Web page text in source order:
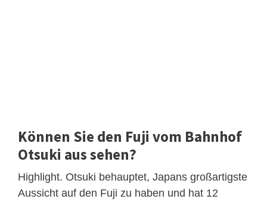
Können Sie den Fuji vom Bahnhof
Otsuki aus sehen?
Highlight. Otsuki behauptet, Japans großartigste
Aussicht auf den Fuji zu haben und hat 12